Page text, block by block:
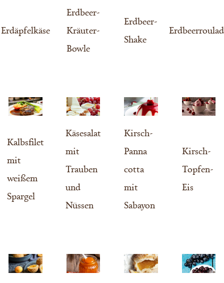
Erdäpfelkäse
Erdbeer-
Kräuter-
Bowle
Erdbeer-
Shake
Kalbsfilet
mit
weißem
Spargel
Käsesalat
mit
Trauben
und
Nüssen
Kirsch-
Panna
cotta
mit
Sabayon
Kirsch-
Topfen-
Eis